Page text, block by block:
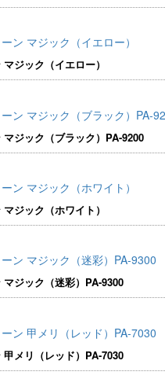
ジック（イエロー）
ジック（ブラック）PA-9200
ジック（ホワイト）
ジック（迷彩）PA-9300
メリ（レッド）PA-7030